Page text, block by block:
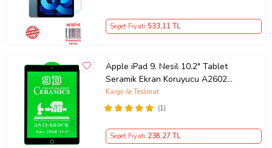
Sepet Fiyatı 533,11 TL
Apple iPad 9. Nesil 10.2" Tablet
Seramik Ekran Koruyucu A2602
A2603 A2605 A2604 (Siyah)
(1)
Kargo ile Teslimat
Sepet Fiyatı 238,27 TL